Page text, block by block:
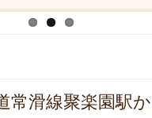
常滑線聚楽園駅